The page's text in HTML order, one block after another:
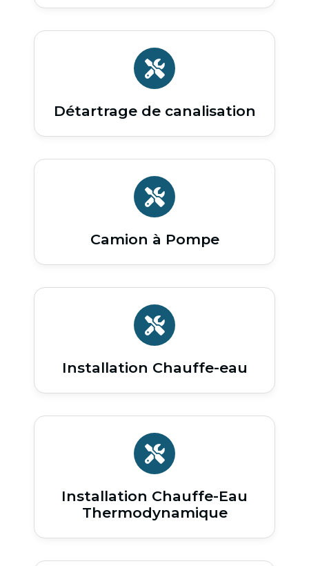
Détartrage de canalisation
Camion à Pompe
Installation Chauffe-eau
Installation Chauffe-Eau
Thermodynamique